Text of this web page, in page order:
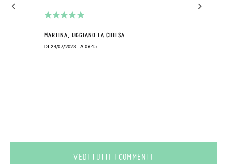
MARTINA, UGGIANO LA CHIESA
DI 24/07/2023 - A 06:45
VEDI TUTTI I COMMENTI